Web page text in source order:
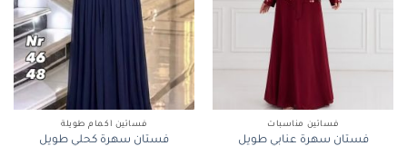
فساتين مناسبات
فستان سهرة عنابي طويل
فساتين أكمام طويلة
فستان سهرة كحلي طويل